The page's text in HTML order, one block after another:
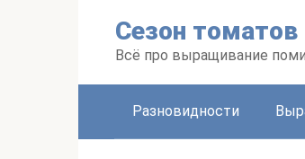
Сезон томатов
Всё про выращивание
Разновидности